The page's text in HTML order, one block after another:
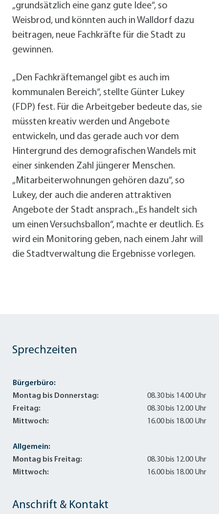
„grundsätzlich eine ganz gute Idee“, so
Weisbrod, und könnten auch in Walldorf dazu
beitragen, neue Fachkräfte für die Stadt zu
gewinnen.
„Den Fachkräftemangel gibt es auch im
kommunalen Bereich“, stellte Günter Lukey
(FDP) fest. Für die Arbeitgeber bedeute das, sie
müssten kreativ werden und Angebote
entwickeln, und das gerade auch vor dem
Hintergrund des demografischen Wandels mit
einer sinkenden Zahl jüngerer Menschen.
„Mitarbeiterwohnungen gehören dazu“, so
Lukey, der auch die anderen attraktiven
Angebote der Stadt ansprach. „Es handelt sich
um einen Versuchsballon“, machte er deutlich. Es
wird ein Monitoring geben, nach einem Jahr will
die Stadtverwaltung die Ergebnisse vorlegen.
Anschrift & Kontakt
Sprechzeiten
Bürgerbüro:
Montag bis Donnerstag:
08.30 bis 14.00 Uhr
Freitag:
08.30 bis 12.00 Uhr
Mittwoch:
16.00 bis 18.00 Uhr
Allgemein:
Montag bis Freitag:
08.30 bis 12.00 Uhr
Mittwoch:
16.00 bis 18.00 Uhr